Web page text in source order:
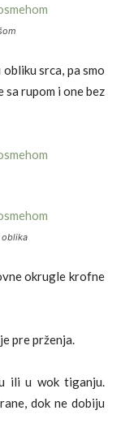
srca, pa smo
rupom i one bez
okrugle krofne
pre prženja.
ili u wok tiganju.
dok ne dobiju